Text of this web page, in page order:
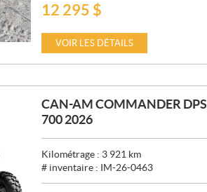
P
X
:
12 295 $
VOIR LES DÉTAILS
CAN-AM COMMANDER DPS
700 2026
Kilométrage : 3 921 km
# inventaire : IM-26-0463